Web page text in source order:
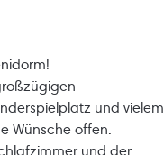
und vielem
Wünsche offen.
und der